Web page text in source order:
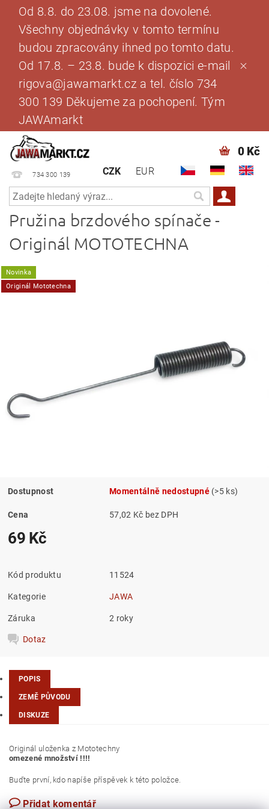
Od 8.8. do 23.08. jsme na dovolené.
Všechny objednávky v tomto termínu
budou zpracovány ihned po tomto datu.
Od 17.8. – 23.8. bude k dispozici e-mail
rigova@jawamarkt.cz a tel. číslo 734
300 139 Děkujeme za pochopení. Tým
JAWAmarkt
734 300 139 CZK EUR
0 Kč
Pružina brzdového spínače -
Originál MOTOTECHNA
Novinka
Originál Mototechna
Dostupnost Momentálně nedostupné (>5 ks)
Cena 57,02 Kč bez DPH
69 Kč
Kód produktu 11524
Kategorie JAWA
Záruka 2 roky
Dotaz
POPIS
ZEMĚ PŮVODU
DISKUZE
Originál uloženka z Mototechny
omezené množství !!!!
Buďte první, kdo napíše příspěvek k této položce.
Přidat komentář